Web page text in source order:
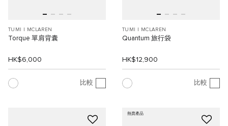
TUMI I MCLAREN
Torque 單肩背囊
HK$6,000
比較
TUMI I MCLAREN
Quantum 旅行袋
HK$12,900
比較
熱賣產品